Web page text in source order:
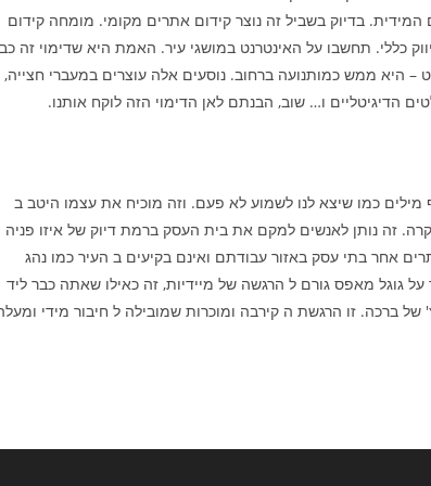
בדיוק בשביל זה נוצר קידום אתרים מקומי. מומחה קידום
כללי. תחשבו על האינטרנט במושגי עיר. האמת היא שדימוי זה
– היא ממש כמותנועה ברחוב. נוסעים אלה עוצרים במעברי חצייה,
ו… שוב, הבנתם לאן הדימוי הזה לוקח אותנו.
מילים כמו שיצא לנו לשמוע לא פעם. וזה מוכיח את עצמו היטב ב
זה נותן לאנשים למקם את בית העסק ברמת דיוק של איזו פניה
אחר בתי עסק באזור עבודתם ואינם בקיעים ב העיר כמו נהג
גוגל מאפס גורם ל הרגשה של מיידיות, זה כאילו שאתה כבר ליד
ברכה. זו הרגשת ה קירבה ומוכרות שמובילה ל חיבור מידי